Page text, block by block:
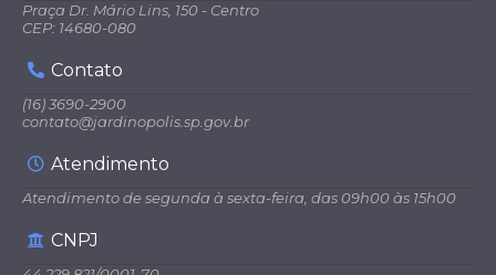
Praça Dr. Mário Lins, 150 - Centro
CEP: 14680-080
Contato
(16) 3690-2900
contato@jardinopolis.sp.gov.br
Atendimento
Atendimento de segunda à sexta-feira, das 09h00 às 15h00
CNPJ